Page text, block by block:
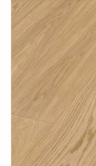
Plinten
Wand en trap
Legservice
Showroom